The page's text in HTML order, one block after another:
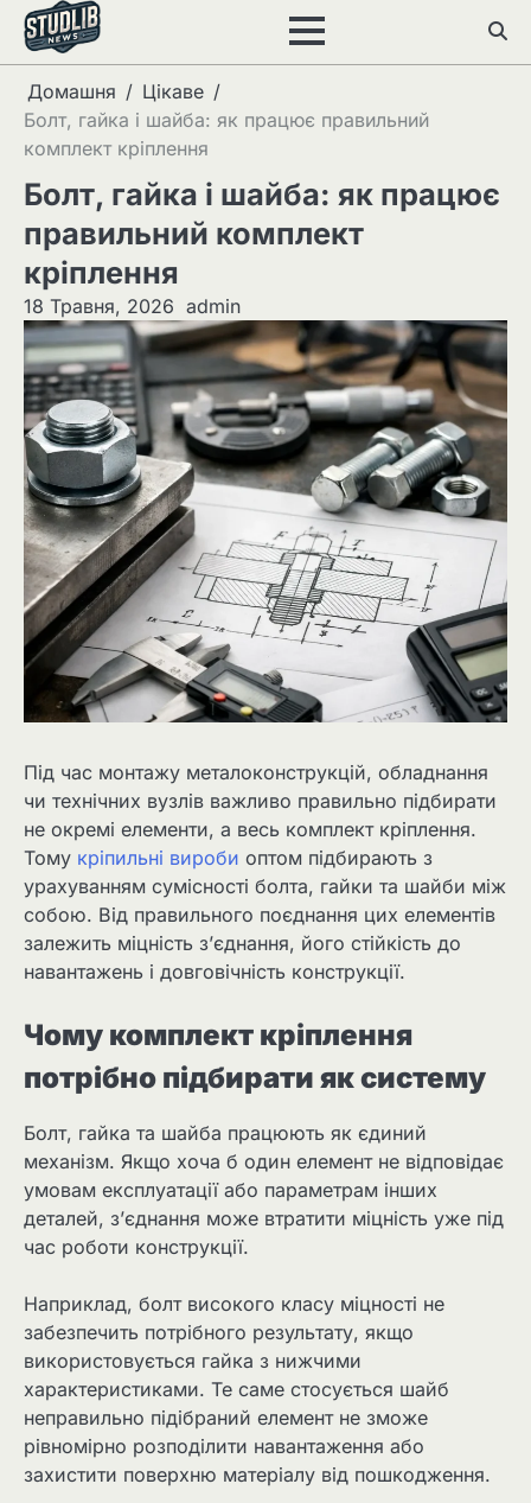
Перейти
вмісту
Домашня
Цікаве
Болт, гайка і шайба: як працює правильний
комплект кріплення
Болт, гайка і шайба: як працює
правильний комплект
кріплення
18 Травня, 2026 admin
Під час монтажу металоконструкцій, обладнання
чи технічних вузлів важливо правильно підбирати
не окремі елементи, а весь комплект кріплення.
Тому кріпильні вироби оптом підбирають з
урахуванням сумісності болта, гайки та шайби між
собою. Від правильного поєднання цих елементів
залежить міцність з’єднання, його стійкість до
навантажень і довговічність конструкції.
Чому комплект кріплення
потрібно підбирати як систему
Болт, гайка та шайба працюють як єдиний
механізм. Якщо хоча б один елемент не відповідає
умовам експлуатації або параметрам інших
деталей, з’єднання може втратити міцність уже під
час роботи конструкції.
Наприклад, болт високого класу міцності не
забезпечить потрібного результату, якщо
використовується гайка з нижчими
характеристиками. Те саме стосується шайб
неправильно підібраний елемент не зможе
рівномірно розподілити навантаження або
захистити поверхню матеріалу від пошкодження.